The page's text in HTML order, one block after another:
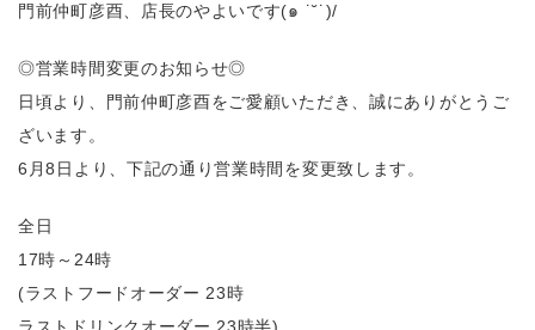
門前仲町彦酉、店長のやよいです(๑ ˙˘˙)/
◎営業時間変更のお知らせ◎
日頃より、門前仲町彦酉をご愛顧いただき、誠にありがとうご
ざいます。
6月8日より、下記の通り営業時間を変更致します。
全日
17時～24時
(ラストフードオーダー 23時